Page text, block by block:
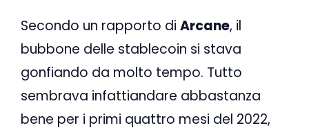
Secondo un rapporto di Arcane, il
bubbone delle stablecoin si stava
gonfiando da molto tempo. Tutto
sembrava infattiandare abbastanza
bene per i primi quattro mesi del 2022,